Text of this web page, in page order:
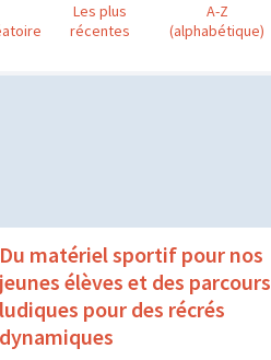
Les plus
récentes
A-Z
(alphabétique)
Du matériel sportif pour nos
jeunes élèves et des parcours
ludiques pour des récrés
dynamiques